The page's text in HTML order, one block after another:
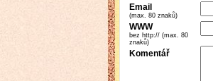
Email
(max. 80 znaků)
WWW
bez http:// (max. 80
znaků)
Komentář